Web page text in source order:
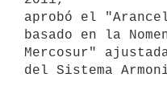
aprobó el "Arancel
basado en la
Mercosur"
del Sistema